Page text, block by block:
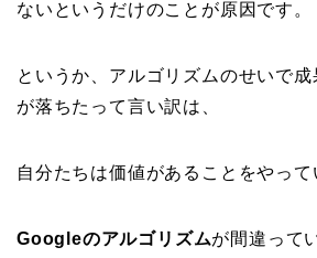
ないというだけのことが原因です。
というか、アルゴリズムのせいで
が落ちたって言い訳は、
自分たちは価値があることをやって
Googleのアルゴリズムが間違って